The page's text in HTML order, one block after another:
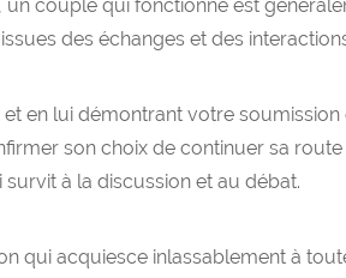
couple qui fonctionne est
des échanges et des
en lui démontrant votre
son choix de continuer sa
à la discussion et au débat.
qui acquiesce inlassablement à